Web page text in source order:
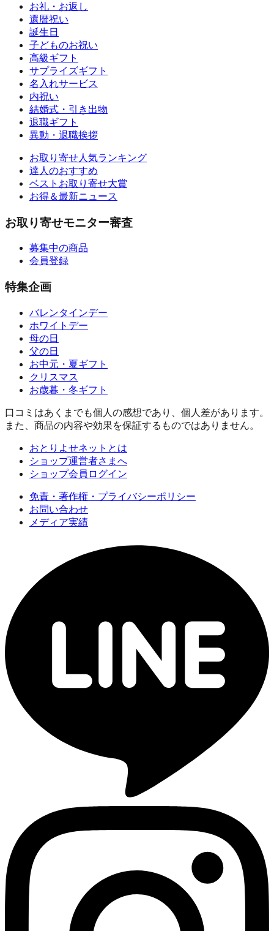
お礼・お返し
還暦祝い
誕生日
子どものお祝い
高級ギフト
サプライズギフト
名入れサービス
内祝い
結婚式・引き出物
退職ギフト
異動・退職挨拶
お取り寄せ人気ランキング
達人のおすすめ
ベストお取り寄せ大賞
お得＆最新ニュース
お取り寄せモニター審査
募集中の商品
会員登録
特集企画
バレンタインデー
ホワイトデー
母の日
父の日
お中元・夏ギフト
クリスマス
お歳暮・冬ギフト
口コミはあくまでも個人の感想であり、個人差があります。
また、商品の内容や効果を保証するものではありません。
おとりよせネットとは
ショップ運営者さまへ
ショップ会員ログイン
免責・著作権・プライバシーポリシー
お問い合わせ
メディア実績